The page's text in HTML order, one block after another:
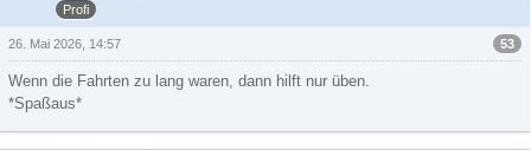
Profi
53
26. Mai 2026, 14:57
Wenn die Fahrten zu lang waren, dann hilft nur üben.
*Spaßaus*